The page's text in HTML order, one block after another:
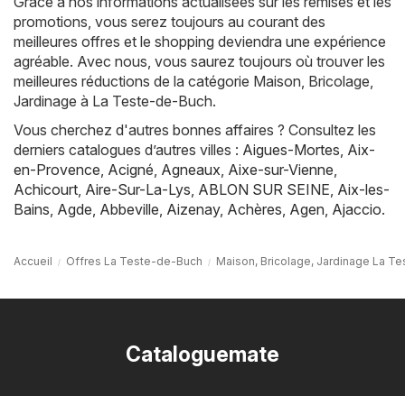
promotions, vous serez toujours au courant des
meilleures offres et le shopping deviendra une expérience
agréable. Avec nous, vous saurez toujours où trouver les
meilleures réductions de la catégorie Maison, Bricolage,
Jardinage à La Teste-de-Buch.
Vous cherchez d'autres bonnes affaires ? Consultez les
derniers catalogues d’autres villes : Aigues-Mortes Aix-
en-Provence Acigné Agneaux Aixe-sur-Vienne
Achicourt Aire-Sur-La-Lys ABLON SUR SEINE Aix-les-
Bains Agde Abbeville Aizenay, Achères Agen Ajaccio.
Accueil Offres La Teste-de-Buch Maison, Bricolage, Jardinage La
Cataloguemate